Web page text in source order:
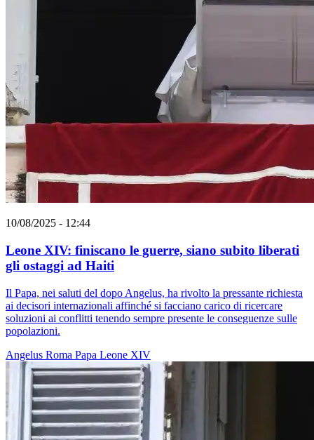
10/08/2025 - 12:44
Leone XIV: finiscano le guerre, siano subito liberati
gli ostaggi ad Haiti
Il Papa, nei saluti del dopo Angelus, ha rivolto la pressante richiesta
ai decisori internazionali affinché si facciano carico di ricercare
soluzioni ai conflitti tenendo sempre presente le conseguenze sulle
popolazioni.
Angelus Roma Papa Leone XIV